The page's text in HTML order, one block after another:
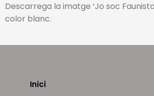
Descarrega la imatge ‘Jo soc
color blanc.
Inici